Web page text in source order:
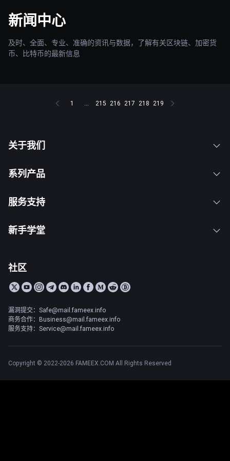
新闻中心
及时、全面、专业、准确的资讯与数据，了解有关区块链、加密货
币、比特币的最新信息
1 ... 215 216 217 218 219
关于我们
系列产品
服务支持
新手学堂
社区
漏洞提交：Safe@mail.fameex.info
商务合作：Business@mail.fameex.info
服务支持：Service@mail.fameex.info
Copyright © 2022-2026 FAMEEX.COM All Rights Reserved